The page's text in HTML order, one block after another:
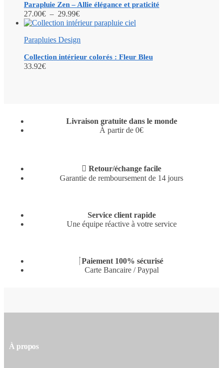
Parapluie Zen – Allie élégance et praticité
27.00€ – 29.99€
Parapluies Design
Collection intérieur colorés : Fleur Bleu
33.92€
Livraison gratuite dans le monde
À partir de 0€
Retour/échange facile
Garantie de remboursement de 14 jours
Service client rapide
Une équipe réactive à votre service
Paiement 100% sécurisé
Carte Bancaire / Paypal
À propos